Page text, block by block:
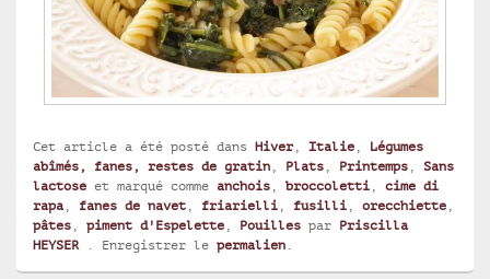
Cet article a été posté dans Hiver, Italie
Légumes
abîmés, fanes, restes de gratin
Plats Printemps
Sans
lactose et marqué comme anchois broccoletti
cime di
rapa
fanes de navet friarielli fusilli orecchiette
pâtes
piment d'Espelette Pouilles par Priscilla
HEYSER . Enregistrer le permalien